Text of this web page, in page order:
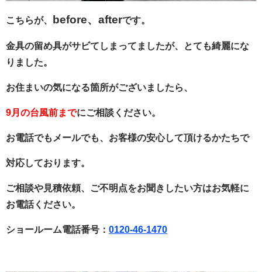
こちらが、 before、afterです。
金具の留め具がサビてしまってましたが、とても綺麗にな
りました。
お住まいの気になる箇所がございましたら、
9月の台風前までにご相談ください。
お電話でもメールでも、お客様の安心して頂けるかたちで
対応しております。
ご相談や見積依頼、ご不明点をお聞きしたい方はお気軽に
お電話ください。
ショールーム電話番号： 0120-46-1470